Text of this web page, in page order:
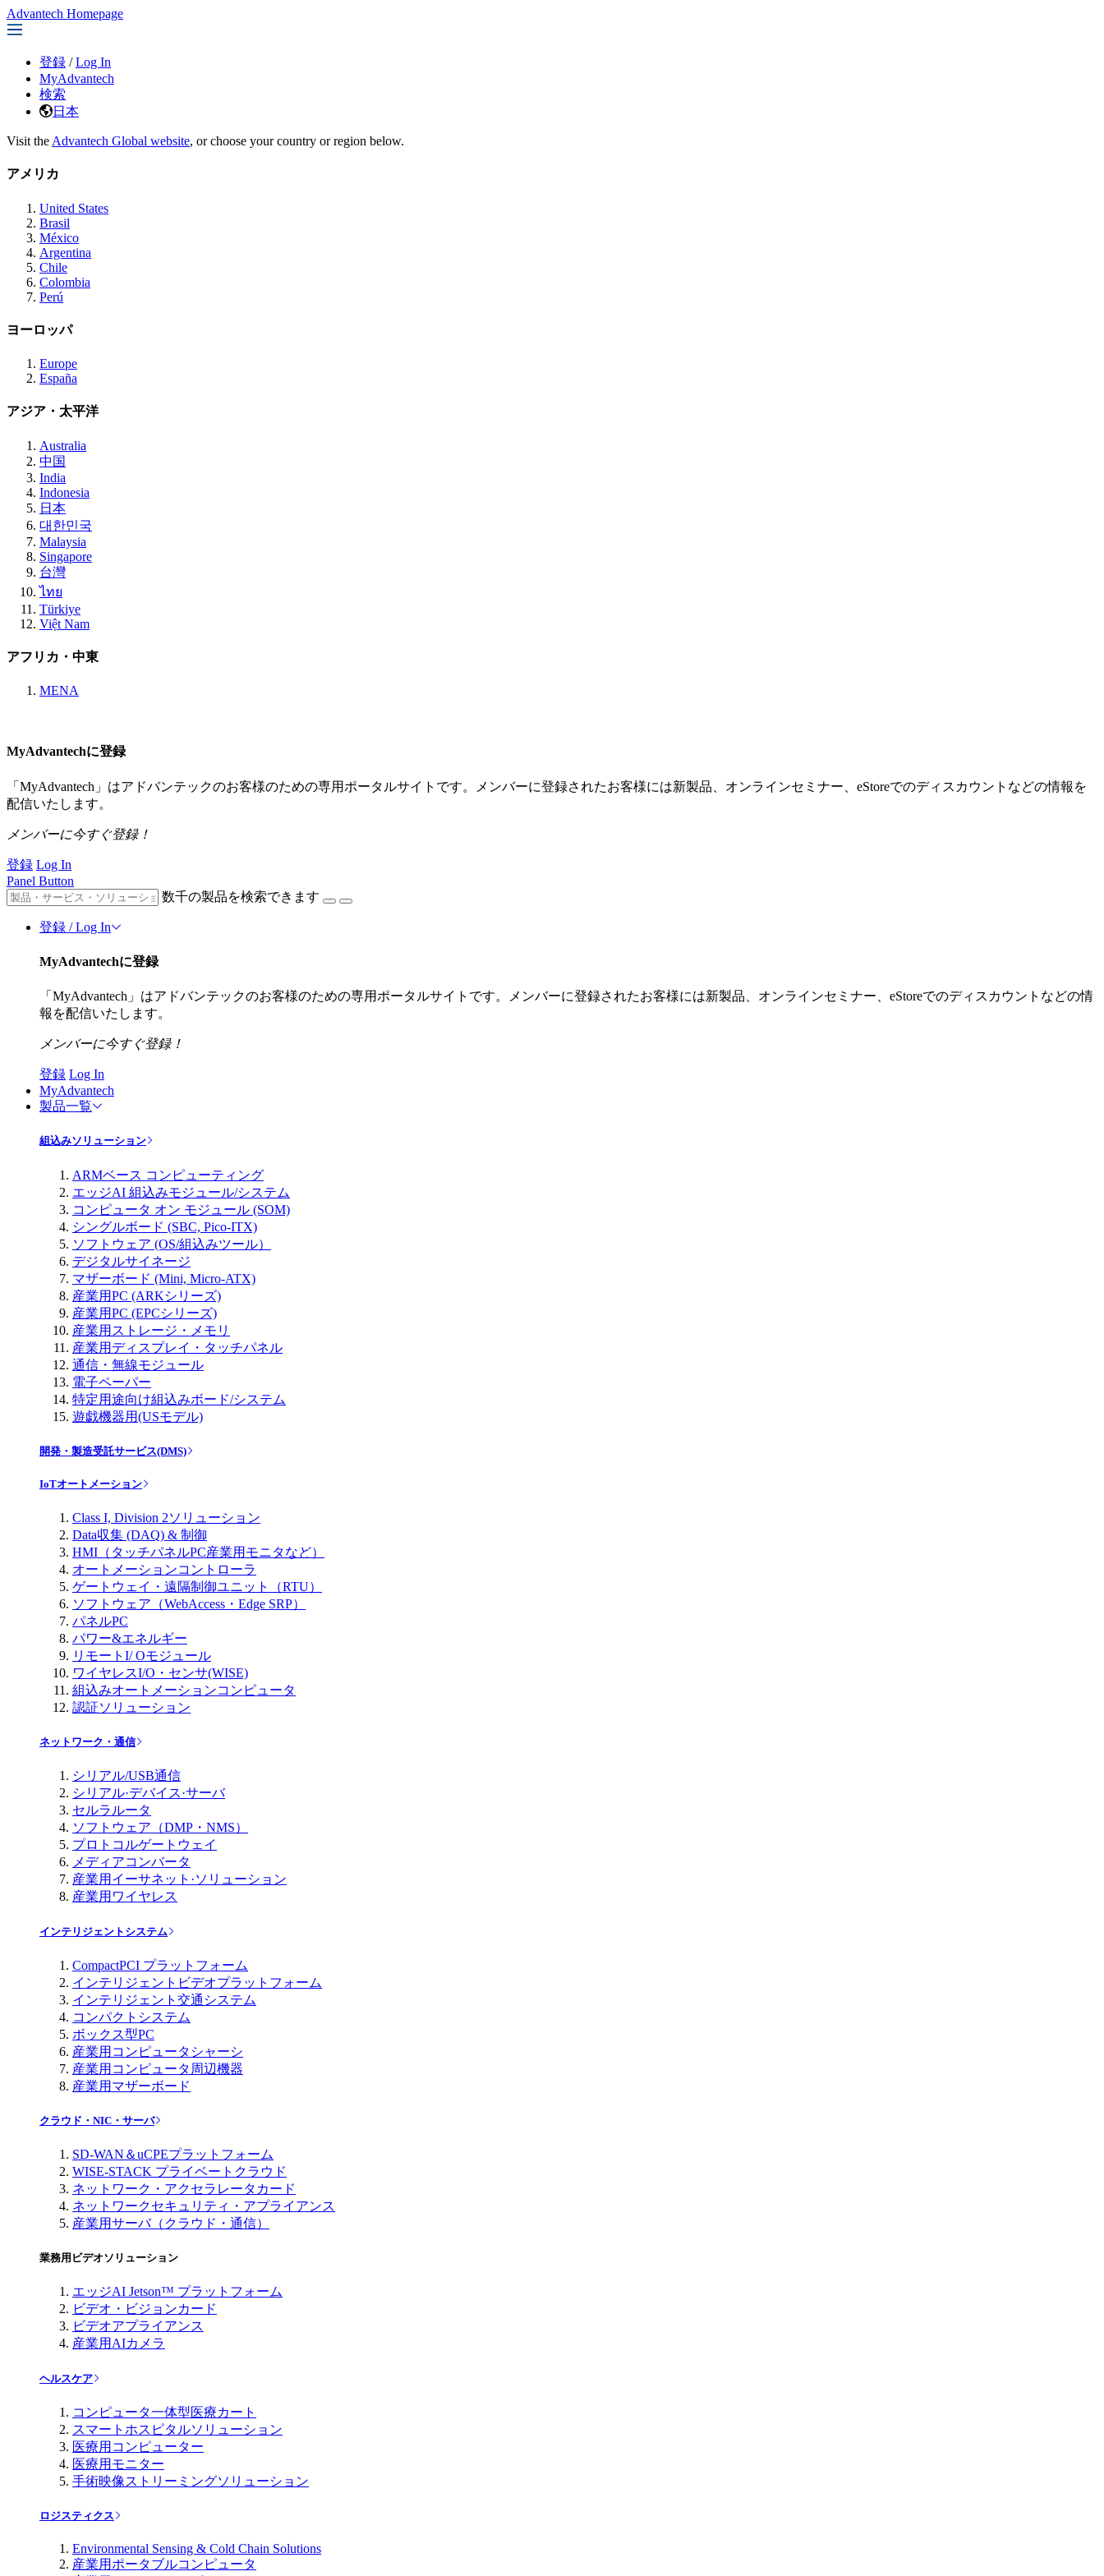
Advantech Homepage
登録 / Log In
MyAdvantech
検索
日本
Visit the Advantech Global website, or choose your country or region below.
アメリカ
United States
Brasil
México
Argentina
Chile
Colombia
Perú
ヨーロッパ
Europe
España
アジア・太平洋
Australia
中国
India
Indonesia
日本
대한민국
Malaysia
Singapore
台灣
ไทย
Türkiye
Việt Nam
アフリカ・中東
MENA
MyAdvantechに登録
「MyAdvantech」はアドバンテックのお客様のための専用ポータルサイトです。メンバーに登録されたお客様には新製品、オンラインセミナー、eStoreでのディスカウントなどの情報を
配信いたします。
メンバーに今すぐ登録！
登録 Log In
Panel Button
数千の製品を検索できます
登録 / Log In
MyAdvantechに登録
「MyAdvantech」はアドバンテックのお客様のための専用ポータルサイトです。メンバーに登録されたお客様には新製品、オンラインセミナー、eStoreでのディスカウントなどの情
報を配信いたします。
メンバーに今すぐ登録！
登録 Log In
MyAdvantech
製品一覧
組込みソリューション
ARMベース コンピューティング
エッジAI 組込みモジュール/システム
コンピュータ オン モジュール (SOM)
シングルボード (SBC, Pico-ITX)
ソフトウェア (OS/組込みツール）
デジタルサイネージ
マザーボード (Mini, Micro-ATX)
産業用PC (ARKシリーズ)
産業用PC (EPCシリーズ)
産業用ストレージ・メモリ
産業用ディスプレイ・タッチパネル
通信・無線モジュール
電子ペーパー
特定用途向け組込みボード/システム
遊戯機器用(USモデル)
開発・製造受託サービス(DMS)
IoTオートメーション
Class I, Division 2ソリューション
Data収集 (DAQ) & 制御
HMI（タッチパネルPC産業用モニタなど）
オートメーションコントローラ
ゲートウェイ・遠隔制御ユニット（RTU）
ソフトウェア（WebAccess・Edge SRP）
パネルPC
パワー&エネルギー
リモートI/ Oモジュール
ワイヤレスI/O・センサ(WISE)
組込みオートメーションコンピュータ
認証ソリューション
ネットワーク・通信
シリアル/USB通信
シリアル·デバイス·サーバ
セルラルータ
ソフトウェア（DMP・NMS）
プロトコルゲートウェイ
メディアコンバータ
産業用イーサネット·ソリューション
産業用ワイヤレス
インテリジェントシステム
CompactPCI プラットフォーム
インテリジェントビデオプラットフォーム
インテリジェント交通システム
コンパクトシステム
ボックス型PC
産業用コンピュータシャーシ
産業用コンピュータ周辺機器
産業用マザーボード
クラウド・NIC・サーバ
SD-WAN＆uCPEプラットフォーム
WISE-STACK プライベートクラウド
ネットワーク・アクセラレータカード
ネットワークセキュリティ・アプライアンス
産業用サーバ（クラウド・通信）
業務用ビデオソリューション
エッジAI Jetson™ プラットフォーム
ビデオ・ビジョンカード
ビデオアプライアンス
産業用AIカメラ
ヘルスケア
コンピュータ一体型医療カート
スマートホスピタルソリューション
医療用コンピューター
医療用モニター
手術映像ストリーミングソリューション
ロジスティクス
Environmental Sensing & Cold Chain Solutions
産業用ポータブルコンピュータ